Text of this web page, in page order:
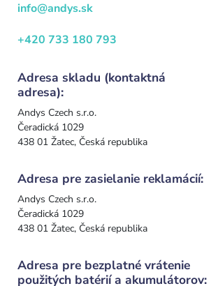
info@andys.sk
+420 733 180 793
Adresa skladu (kontaktná
adresa):
Andys Czech s.r.o.
Čeradická 1029
438 01 Žatec, Česká republika
Adresa pre zasielanie reklamácií:
Andys Czech s.r.o.
Čeradická 1029
438 01 Žatec, Česká republika
Adresa pre bezplatné vrátenie
použitých batérií a akumulátorov: